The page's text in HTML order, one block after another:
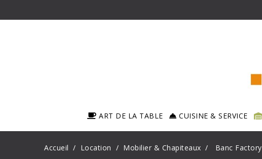
ART DE LA TABLE CUISINE & SERVICE
Accueil Location Mobilier & Chapiteaux Banc Factory